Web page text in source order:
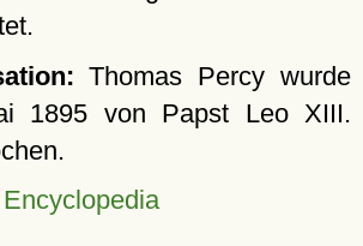
Thomas Percy wurde
1895 von Papst Leo XIII.